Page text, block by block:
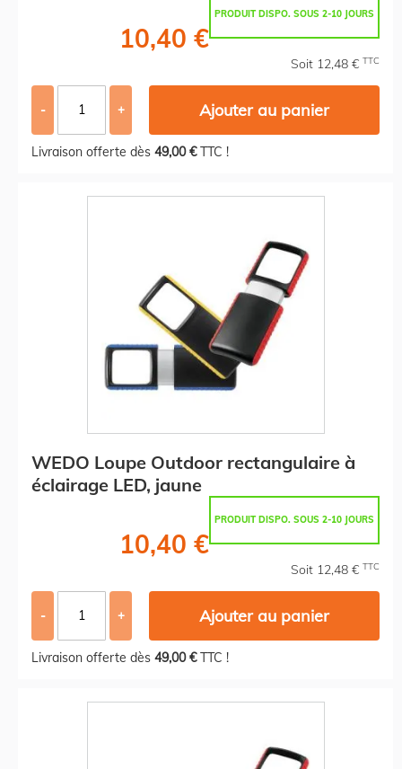
PRODUIT DISPO. SOUS 2-10 JOURS
10,40 €
Soit 12,48 € TTC
- + Ajouter au panier
Livraison offerte dès 49,00 €TTC !
WEDO Loupe Outdoor rectangulaire à
éclairage LED, jaune
PRODUIT DISPO. SOUS 2-10 JOURS
10,40 €
Soit 12,48 € TTC
- + Ajouter au panier
Livraison offerte dès 49,00 €TTC !